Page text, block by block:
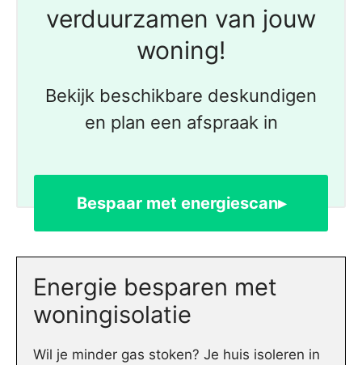
verduurzamen van jouw
woning!
Bekijk beschikbare deskundigen
en plan een afspraak in
Bespaar met energiescan▸
Energie besparen met
woningisolatie
Wil je minder gas stoken? Je huis isoleren in